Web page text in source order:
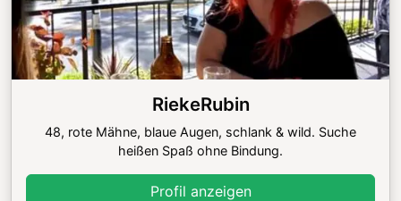
RiekeRubin
48, rote Mähne, blaue Augen, schlank & wild. Suche
heißen Spaß ohne Bindung.
Profil anzeigen